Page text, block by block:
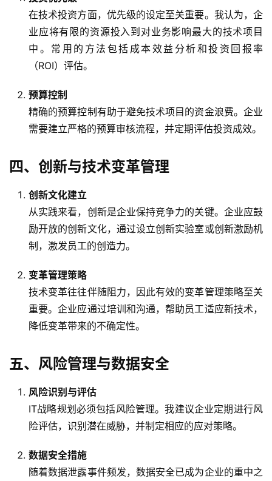
在技术投资方面，优先级的设定至关重要。我认为，企
业应将有限的资源投入到对业务影响最大的技术项目
中。常用的方法包括成本效益分析和投资回报率
（ROI）评估。
预算控制
精确的预算控制有助于避免技术项目的资金浪费。企业
需要建立严格的预算审核流程，并定期评估投资成效。
四、创新与技术变革管理
创新文化建立
从实践来看，创新是企业保持竞争力的关键。企业应鼓
励开放的创新文化，通过设立创新实验室或创新激励机
制，激发员工的创造力。
变革管理策略
技术变革往往伴随阻力，因此有效的变革管理策略至关
重要。企业应通过培训和沟通，帮助员工适应新技术，
降低变革带来的不确定性。
五、风险管理与数据安全
风险识别与评估
IT战略规划必须包括风险管理。我建议企业定期进行风
险评估，识别潜在威胁，并制定相应的应对策略。
数据安全措施
随着数据泄露事件频发，数据安全已成为企业的重中之